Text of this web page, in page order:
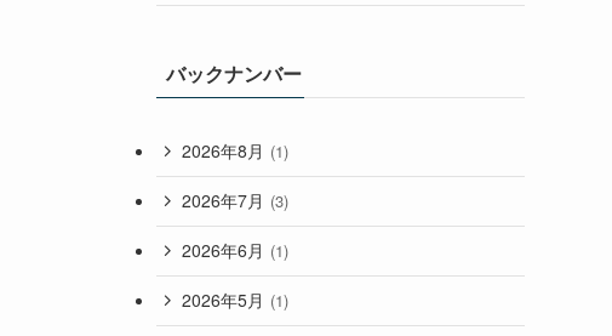
バックナンバー
2026年8月 (1)
2026年7月 (3)
2026年6月 (1)
2026年5月 (1)